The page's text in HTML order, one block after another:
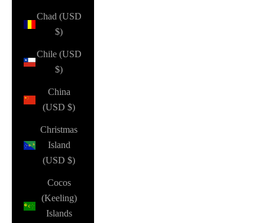
Chad (USD
$)
Chile (USD
$)
China
(USD $)
Christmas
Island
(USD $)
Cocos
(Keeling)
Islands